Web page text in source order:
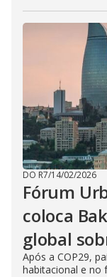
DO R7/14/02/2026
Fórum
coloca
global
Após a COP29,
habitacional e no